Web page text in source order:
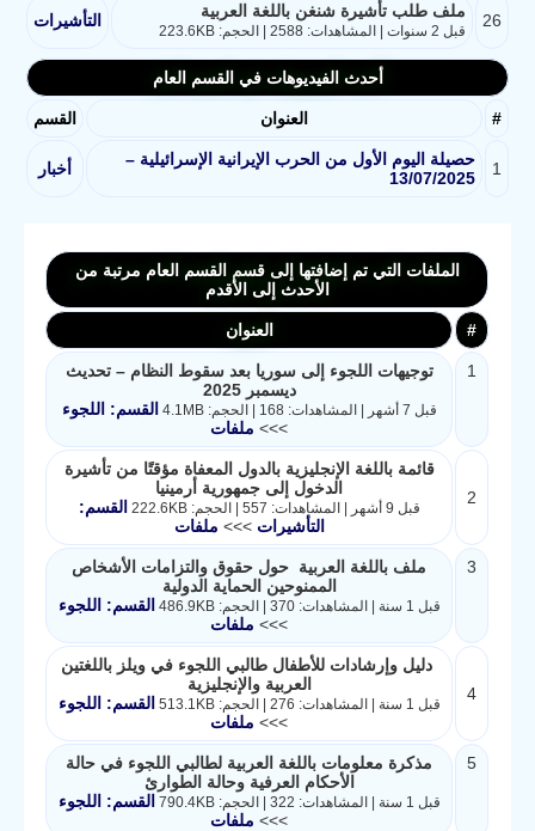
26 ملف طلب تأشيرة شنغن باللغة العربية
قبل 2 سنوات | المشاهدات: 2588 | الحجم: 223.6KB
التأشيرات
أحدث الفيديوهات في القسم العام
# العنوان القسم
1
حصيلة اليوم الأول من الحرب الإيرانية الإسرائيلية –
13/07/2025
أخبار
الملفات التي تم إضافتها إلى قسم القسم العام مرتبة من
الأحدث إلى الأقدم
# العنوان
1
توجيهات اللجوء إلى سوريا بعد سقوط النظام – تحديث
ديسمبر 2025
قبل 7 أشهر | المشاهدات: 168 | الحجم: 4.1MB
القسم: اللجوء
>>> ملفات
2
قائمة باللغة الإنجليزية بالدول المعفاة مؤقتًا من تأشيرة
الدخول إلى جمهورية أرمينيا
قبل 9 أشهر | المشاهدات: 557 | الحجم: 222.6KB
القسم:
التأشيرات>>> ملفات
3
ملف باللغة العربية حول حقوق والتزامات الأشخاص
الممنوحين الحماية الدولية
قبل 1 سنة | المشاهدات: 370 | الحجم: 486.9KB
القسم: اللجوء
>>> ملفات
4
دليل وإرشادات للأطفال طالبي اللجوء في ويلز باللغتين
العربية والإنجليزية
قبل 1 سنة | المشاهدات: 276 | الحجم: 513.1KB
القسم: اللجوء
>>> ملفات
5
مذكرة معلومات باللغة العربية لطالبي اللجوء في حالة
الأحكام العرفية وحالة الطوارئ
قبل 1 سنة | المشاهدات: 322 | الحجم: 790.4KB
القسم: اللجوء
>>> ملفات